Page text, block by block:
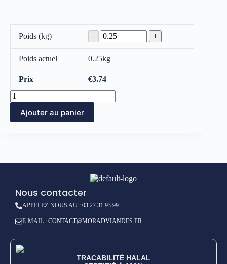
Poids (kg)
Poids actuel 0.25kg
Prix €3.74
Ajouter au panier
Nous contacter
APPELEZ-NOUS AU : 03.27.31.93.99
E-MAIL : CONTACT@MORADVIANDES.FR
TRACABILITÉ HALAL